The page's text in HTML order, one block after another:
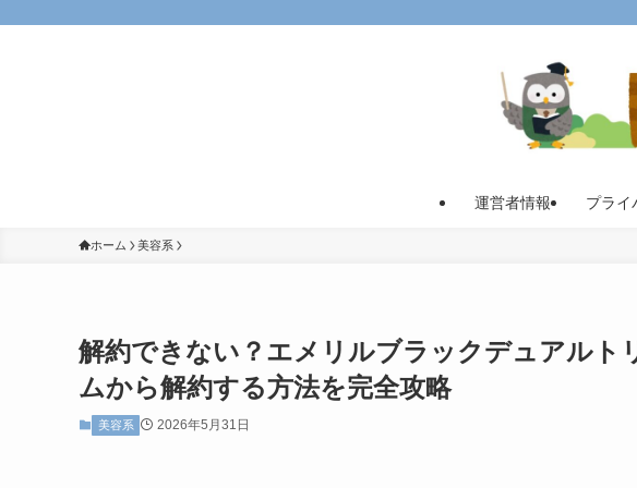
運営者情報 プライ
ホーム 美容系
解約できない？エメリルブラックデュアルト
ムから解約する方法を完全攻略
美容系 2026年5月31日